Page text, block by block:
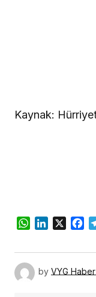
Kaynak:
WhatsApp
LinkedIn
X
by VYG